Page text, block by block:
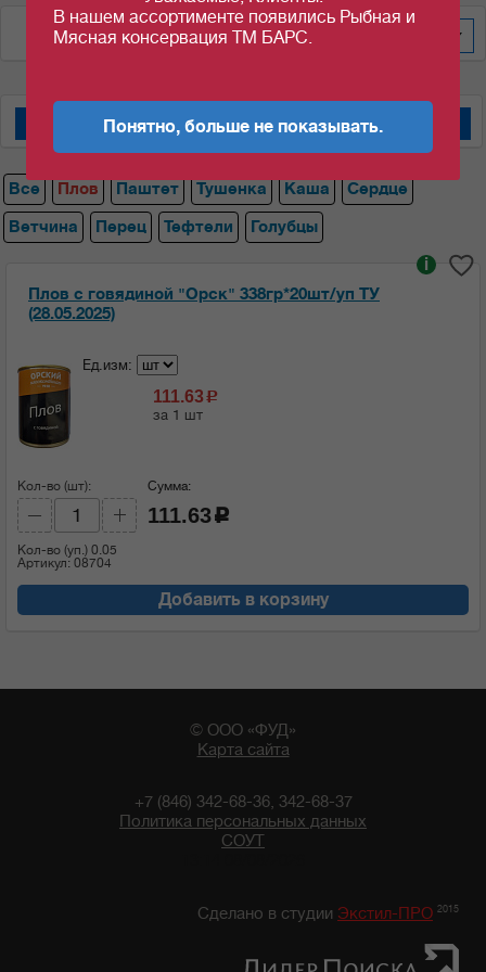
По дате добавления
Мясные консервы "Барс" Мясные консервы "Орский мясокомбинат"
Все Плов Паштет Тушенка Каша
Сердце
Ветчина
Перец Тефтели Голубцы
Плов с говядиной "Орск" 338гр*20шт/уп ТУ
(28.05.2025)
i
Ед.изм:
111.63 c
за 1 шт
Кол-во (шт):
Кол-во (уп.) 0.05
Артикул: 08704
Сумма:
111.63 c
Добавить в корзину
© ООО «ФУД»
Карта сайта
+7 (846) 342-68-36, 342-68-37
Политика персональных данных
СОУТ
Сделано в студии Экстил-ПРО 2015
В нашем ассортименте появились Рыбная и
Мясная консервация ТМ БАРС.
Понятно, больше не показывать.